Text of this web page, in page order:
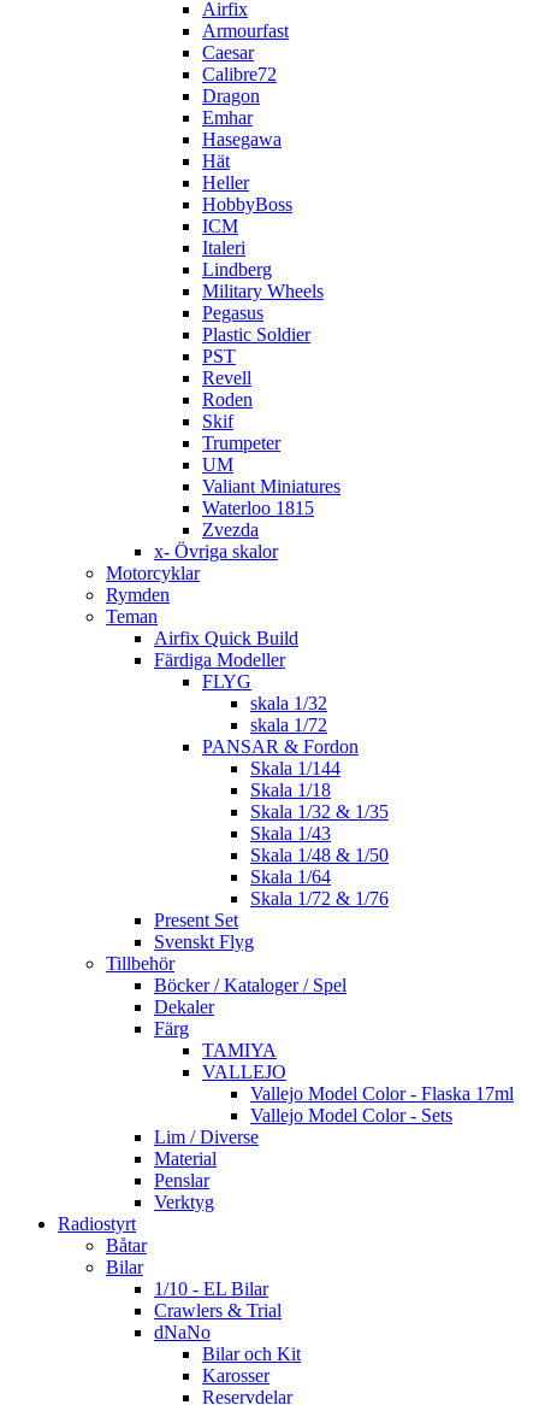
Airfix
Armourfast
Caesar
Calibre72
Dragon
Emhar
Hasegawa
Hät
Heller
HobbyBoss
ICM
Italeri
Lindberg
Military Wheels
Pegasus
Plastic Soldier
PST
Revell
Roden
Skif
Trumpeter
UM
Valiant Miniatures
Waterloo 1815
Zvezda
x- Övriga skalor
Motorcyklar
Rymden
Teman
Airfix Quick Build
Färdiga Modeller
FLYG
skala 1/32
skala 1/72
PANSAR & Fordon
Skala 1/144
Skala 1/18
Skala 1/32 & 1/35
Skala 1/43
Skala 1/48 & 1/50
Skala 1/64
Skala 1/72 & 1/76
Present Set
Svenskt Flyg
Tillbehör
Böcker / Kataloger / Spel
Dekaler
Färg
TAMIYA
VALLEJO
Vallejo Model Color - Flaska 17ml
Vallejo Model Color - Sets
Lim / Diverse
Material
Penslar
Verktyg
Radiostyrt
Båtar
Bilar
1/10 - EL Bilar
Crawlers & Trial
dNaNo
Bilar och Kit
Karosser
Reservdelar